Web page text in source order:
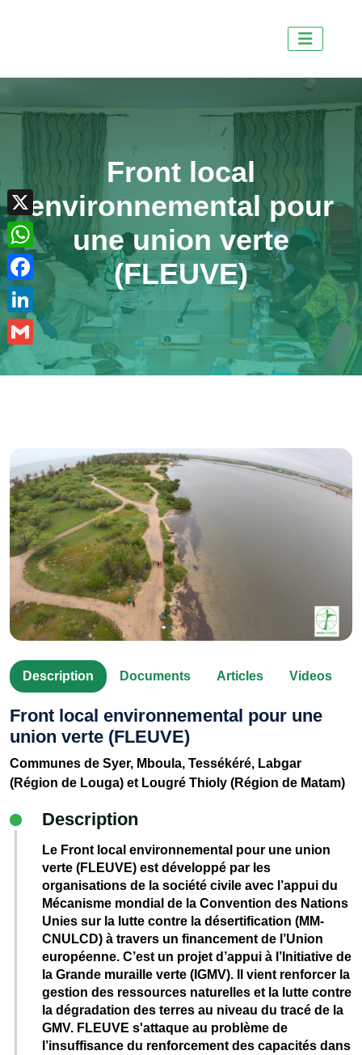
WhatsApp
Facebook
LinkedIn
Gmail
Front local
environnemental pour
une union verte
(FLEUVE)
Description Documents Articles Videos
Front local environnemental pour une
union verte (FLEUVE)
Communes de Syer, Mboula, Tessékéré, Labgar
(Région de Louga) et Lougré Thioly (Région de Matam)
Description
Le Front local environnemental pour une union
verte (FLEUVE) est développé par les
organisations de la société civile avec l’appui du
Mécanisme mondial de la Convention des Nations
Unies sur la lutte contre la désertification (MM-
CNULCD) à travers un financement de l’Union
européenne. C’est un projet d’appui à l’Initiative de
la Grande muraille verte (IGMV). Il vient renforcer la
gestion des ressources naturelles et la lutte contre
la dégradation des terres au niveau du tracé de la
GMV. FLEUVE s'attaque au problème de
l’insuffisance du renforcement des capacités dans